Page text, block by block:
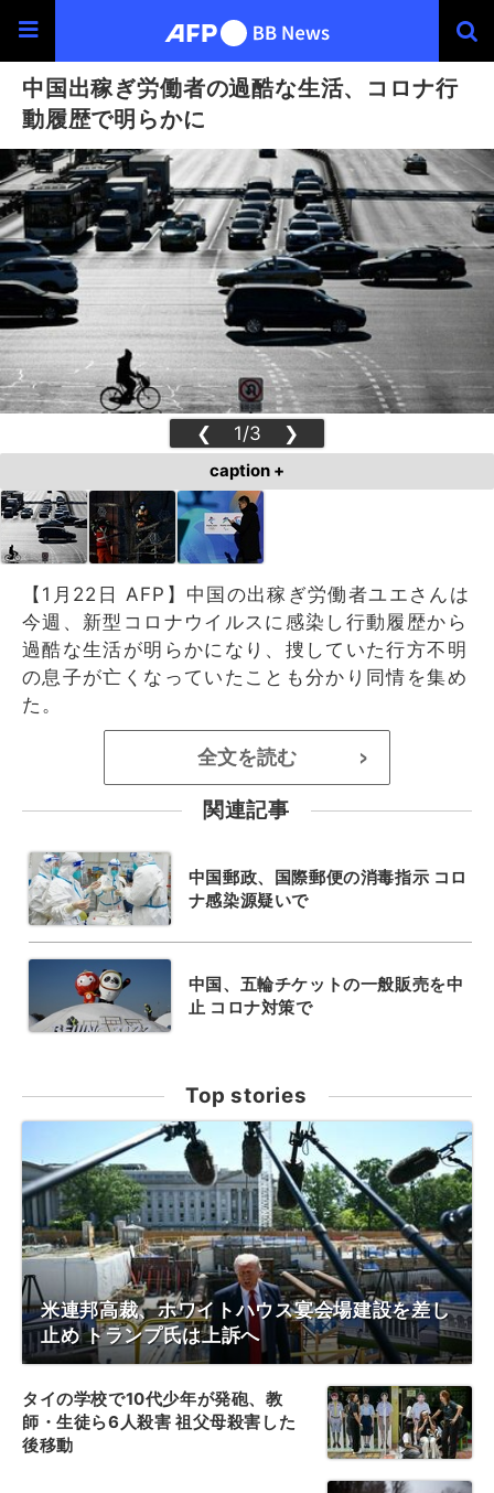
中国出稼ぎ労働者の過酷な生活、コロナ行
動履歴で明らかに
❮ 1/3 ❯
caption +
【1月22日 AFP】中国の出稼ぎ労働者ユエさんは
今週、新型コロナウイルスに感染し行動履歴から
過酷な生活が明らかになり、捜していた行方不明
の息子が亡くなっていたことも分かり同情を集め
た。
全文を読む >
関連記事
中国郵政、国際郵便の消毒指示 コロ
ナ感染源疑いで
中国、五輪チケットの一般販売を中
止 コロナ対策で
Top stories
米連邦高裁、ホワイトハウス宴会場建設を差し
止め トランプ氏は上訴へ
タイの学校で10代少年が発砲、教
師・生徒ら6人殺害 祖父母殺害した
後移動